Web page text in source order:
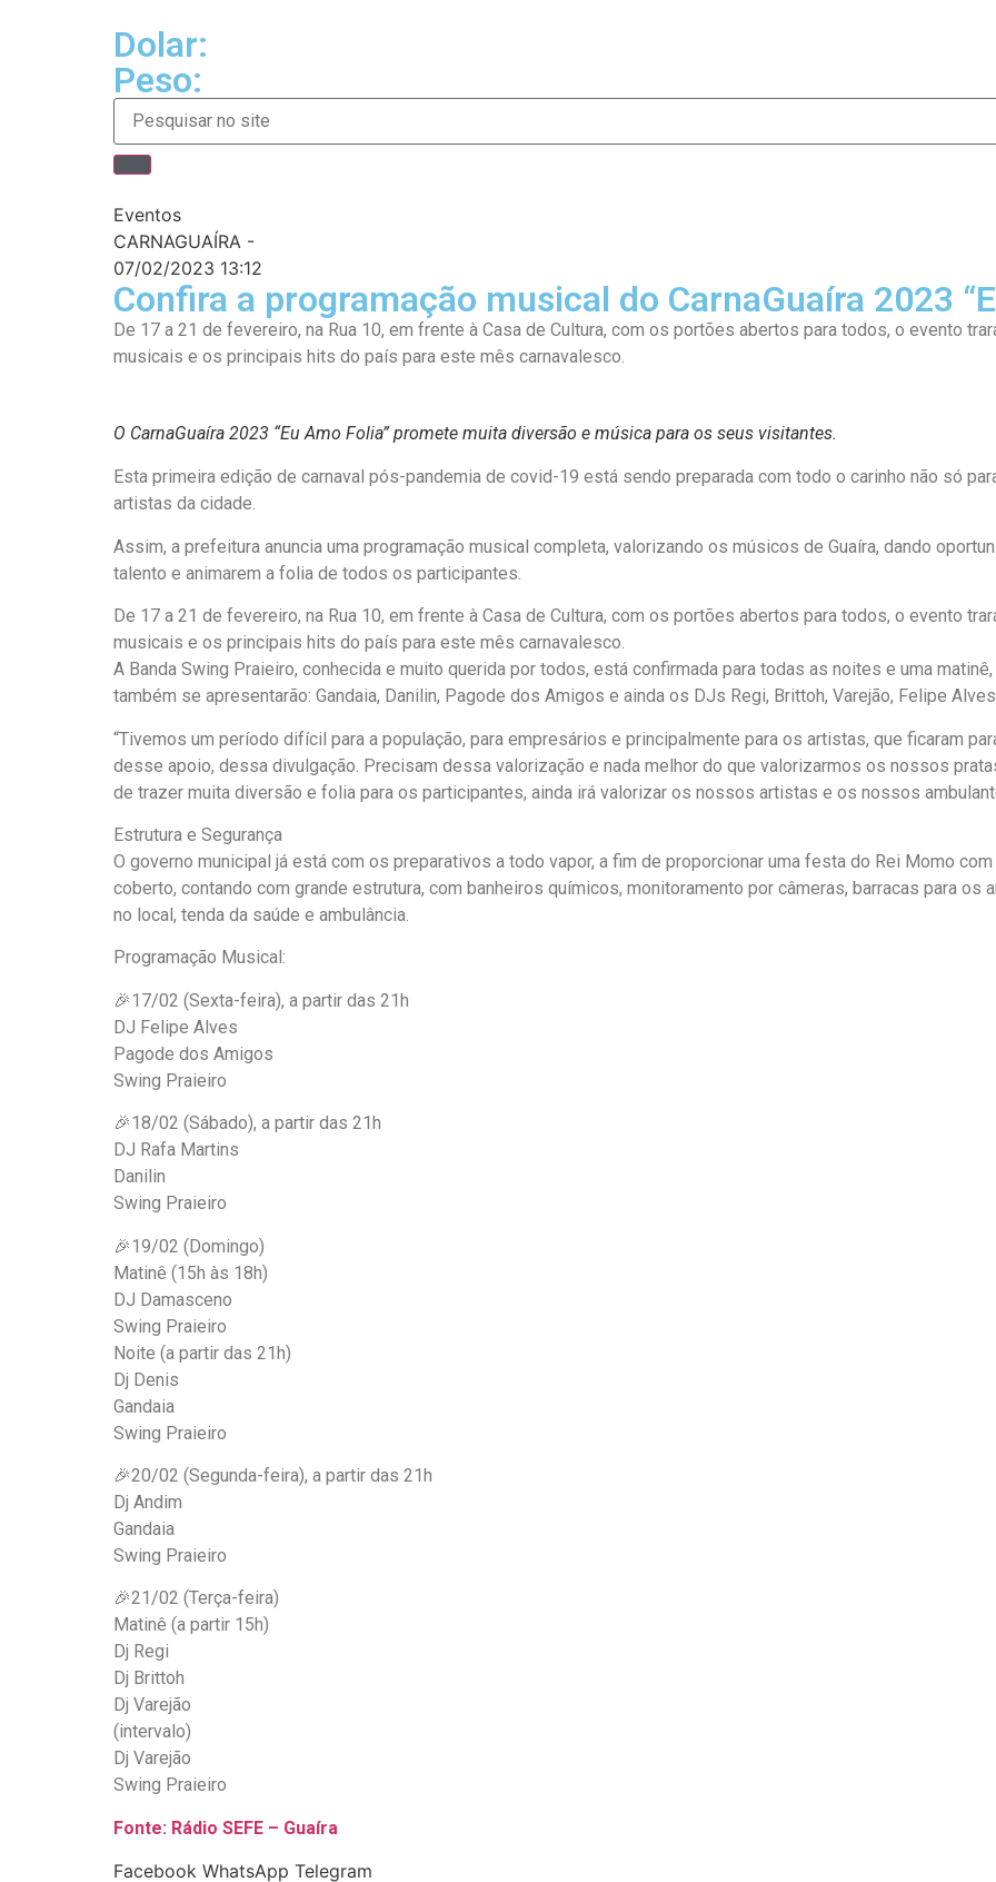
Dolar:
Peso:
Eventos
CARNAGUAÍRA -
07/02/2023 13:12
Confira a programação musical do CarnaGuaíra 2023
De 17 a 21 de fevereiro, na Rua 10, em frente à Casa de Cultura, com os portões abertos para todos, o evento
musicais e os principais hits do país para este mês carnavalesco.
O CarnaGuaíra 2023 “Eu Amo Folia” promete muita diversão e música para os seus visitantes.
Esta primeira edição de carnaval pós-pandemia de covid-19 está sendo preparada com todo o carinho não só
artistas da cidade.
Assim, a prefeitura anuncia uma programação musical completa, valorizando os músicos de Guaíra, dando
talento e animarem a folia de todos os participantes.
De 17 a 21 de fevereiro, na Rua 10, em frente à Casa de Cultura, com os portões abertos para todos, o evento
musicais e os principais hits do país para este mês carnavalesco.
A Banda Swing Praieiro, conhecida e muito querida por todos, está confirmada para todas as noites e uma
também se apresentarão: Gandaia, Danilin, Pagode dos Amigos e ainda os DJs Regi, Brittoh, Varejão, Felipe
“Tivemos um período difícil para a população, para empresários e principalmente para os artistas, que ficaram
desse apoio, dessa divulgação. Precisam dessa valorização e nada melhor do que valorizarmos os nossos
de trazer muita diversão e folia para os participantes, ainda irá valorizar os nossos artistas e os nossos
Estrutura e Segurança
O governo municipal já está com os preparativos a todo vapor, a fim de proporcionar uma festa do Rei Momo
coberto, contando com grande estrutura, com banheiros químicos, monitoramento por câmeras, barracas para
no local, tenda da saúde e ambulância.
Programação Musical:
🎉17/02 (Sexta-feira), a partir das 21h
DJ Felipe Alves
Pagode dos Amigos
Swing Praieiro
🎉18/02 (Sábado), a partir das 21h
DJ Rafa Martins
Danilin
Swing Praieiro
🎉19/02 (Domingo)
Matinê (15h às 18h)
DJ Damasceno
Swing Praieiro
Noite (a partir das 21h)
Dj Denis
Gandaia
Swing Praieiro
🎉20/02 (Segunda-feira), a partir das 21h
Dj Andim
Gandaia
Swing Praieiro
🎉21/02 (Terça-feira)
Matinê (a partir 15h)
Dj Regi
Dj Brittoh
Dj Varejão
(intervalo)
Dj Varejão
Swing Praieiro
Fonte: Rádio SEFE – Guaíra
Facebook WhatsApp Telegram